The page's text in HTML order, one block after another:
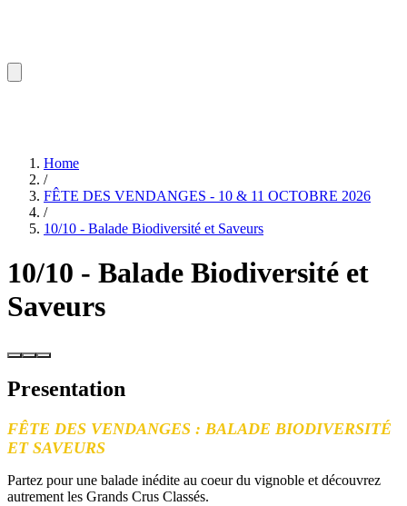
Home
/
FÊTE DES VENDANGES - 10 & 11 OCTOBRE 2026
/
10/10 - Balade Biodiversité et Saveurs
10/10 - Balade Biodiversité et
Saveurs
Presentation
FÊTE DES VENDANGES : BALADE BIODIVERSITÉ
ET SAVEURS
Partez pour une balade inédite au coeur du vignoble et découvrez
autrement les Grands Crus Classés.